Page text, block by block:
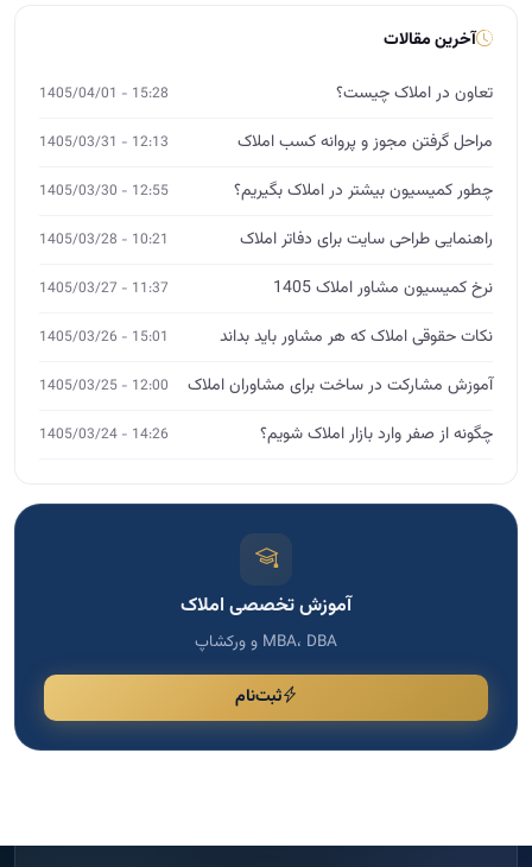
آخرین مقالات
تعاون در املاک چیست؟ 15:28 - 1405/04/01
مراحل گرفتن مجوز و پروانه کسب املاک 12:13 - 1405/03/31
چطور کمیسیون بیشتر در املاک بگیریم؟ 12:55 - 1405/03/30
راهنمایی طراحی سایت برای دفاتر املاک 10:21 - 1405/03/28
نرخ کمیسیون مشاور املاک 1405 11:37 - 1405/03/27
نکات حقوقی املاک که هر مشاور باید بداند 15:01 - 1405/03/26
آموزش مشارکت در ساخت برای مشاوران املاک 12:00 - 1405/03/25
چگونه از صفر وارد بازار املاک شویم؟ 14:26 - 1405/03/24
آموزش تخصصی املاک
MBA، DBA و ورکشاپ
ثبت‌نام